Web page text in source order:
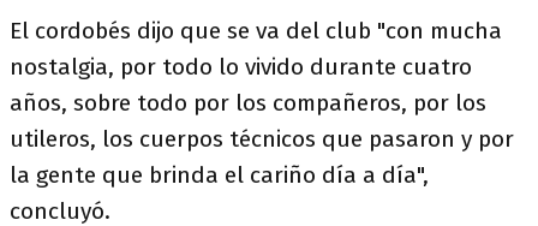
El cordobés dijo que se va del club "con mucha
nostalgia, por todo lo vivido durante cuatro
años, sobre todo por los compañeros, por los
utileros, los cuerpos técnicos que pasaron y por
la gente que brinda el cariño día a día",
concluyó.